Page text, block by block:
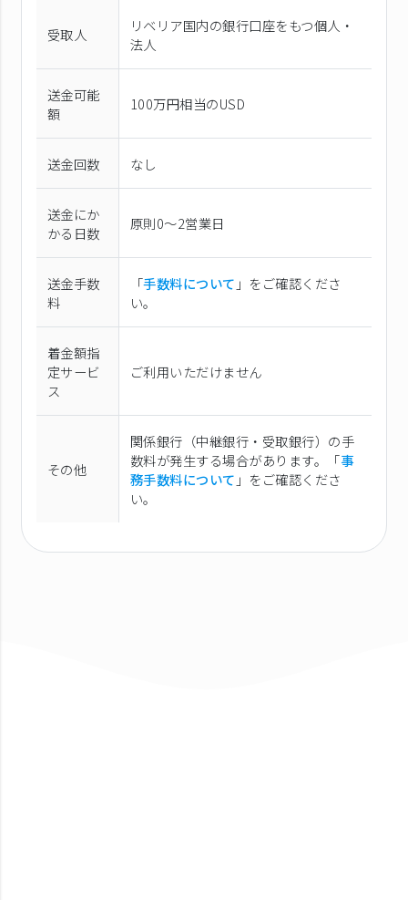
受取人
リベリア国内の銀行口座をもつ個人・
法人
送金可能
額
100万円相当のUSD
送金回数 なし
送金にか
かる日数
原則0〜2営業日
送金手数
料
「手数料について 」をご確認くださ
い。
着金額指
定サービ
ス
ご利用いただけません
その他
関係銀行（中継銀行・受取銀行）の手
数料が発生する場合があります。「事
務手数料について 」をご確認くださ
い。